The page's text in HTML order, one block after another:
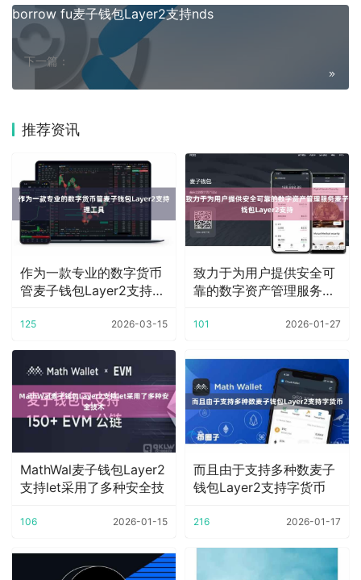
下一篇：
borrow fu麦子钱包Layer2支持nds
推荐资讯
作为一款专业的数字货币
管麦子钱包Layer2支持理
125 2026-03-15
致力于为用户提供安全可
靠的数字资产管理服务麦
101 2026-01-27
MathWal麦子钱包Layer2
支持let采用了多种安全技
106 2026-01-15
而且由于支持多种数麦子
钱包Layer2支持字货币
216 2026-01-17